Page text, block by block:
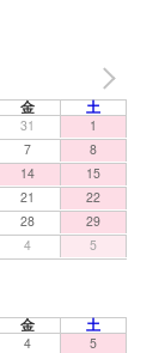
金 土
31
1
7
8
14
15
21
22
28
29
4 5
金 土
4
5